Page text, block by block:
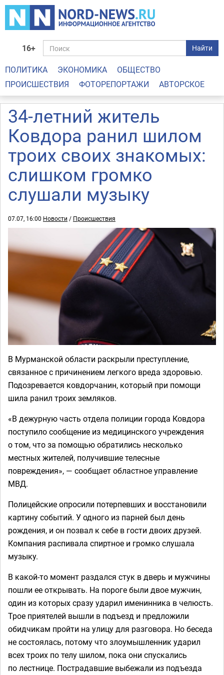
16+ Найти
ПОЛИТИКА ЭКОНОМИКА
ОБЩЕСТВО
ПРОИСШЕСТВИЯ
ФОТОРЕПОРТАЖИ АВТОРСКОЕ
34-летний житель
Ковдора ранил шилом
троих своих знакомых:
слишком громко
слушали музыку
07.07, 16:00 Новости / Происшествия
В Мурманской области раскрыли преступление,
связанное с причинением легкого вреда здоровью.
Подозревается ковдорчанин, который при помощи
шила ранил троих земляков.
«В дежурную часть отдела полиции города Ковдора
поступило сообщение из медицинского учреждения
о том, что за помощью обратились несколько
местных жителей, получившие телесные
повреждения», — сообщает областное управление
МВД.
Полицейские опросили потерпевших и восстановили
картину событий. У одного из парней был день
рождения, и он позвал к себе в гости двоих друзей.
Компания распивала спиртное и громко слушала
музыку.
В какой-то момент раздался стук в дверь и мужчины
пошли ее открывать. На пороге были двое мужчин,
один из которых сразу ударил именинника в челюсть.
Трое приятелей вышли в подъезд и предложили
обидчикам пройти на улицу для разговора. Но беседа
не состоялась, потому что злоумышленник ударил
всех троих по телу шилом, пока они спускались
по лестнице. Пострадавшие выбежали из подъезда